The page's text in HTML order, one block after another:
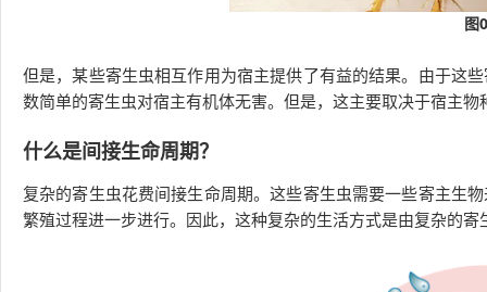
图
但是，某些寄生虫相互作用为宿主提供了有益的结果。由于这
数简单的寄生虫对宿主有机体无害。但是，这主要取决于宿主物
什么是间接生命周期？
复杂的寄生虫花费间接生命周期。这些寄生虫需要一些寄主生
繁殖过程进一步进行。因此，这种复杂的生活方式是由复杂的寄